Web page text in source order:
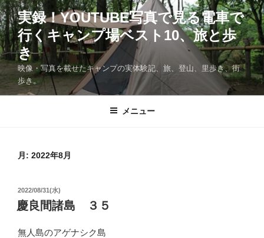
コ
ン
テ
ン
ツ
へ
ス
実録！YOUTUBE写真で見る電車で
行くキャンプ場ベスト10、旅と歩
き
映像・写真を載せたキャンプの実体験記、旅、登山、里歩き、街
歩き。
メニュー
月: 2022年8月
投
稿
日:
2022/08/31(水)
慶良間諸島 ３５
無人島のアゲナシク島